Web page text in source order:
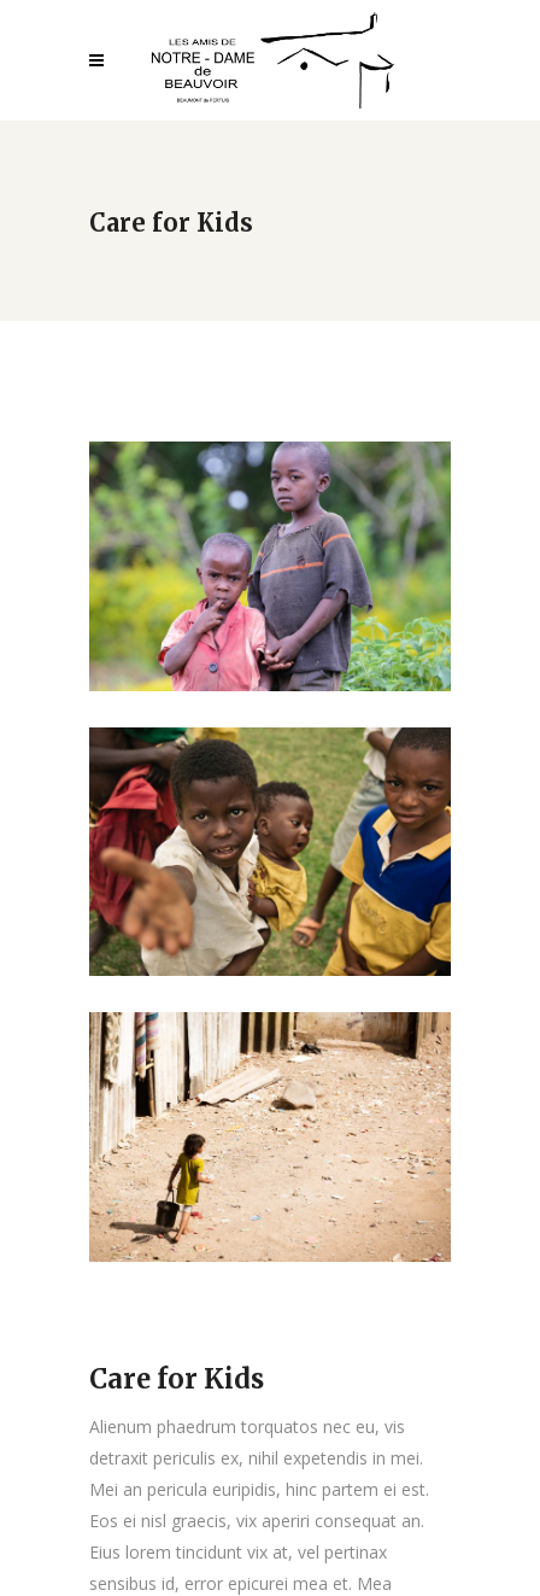
Care for Kids
Care for Kids
Alienum phaedrum torquatos nec eu, vis
detraxit periculis ex, nihil expetendis in mei.
Mei an pericula euripidis, hinc partem ei est.
Eos ei nisl graecis, vix aperiri consequat an.
Eius lorem tincidunt vix at, vel pertinax
sensibus id, error epicurei mea et. Mea